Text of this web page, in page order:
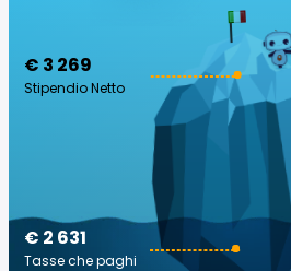
€ 3 269
Stipendio Netto
€ 2 631
Tasse che paghi